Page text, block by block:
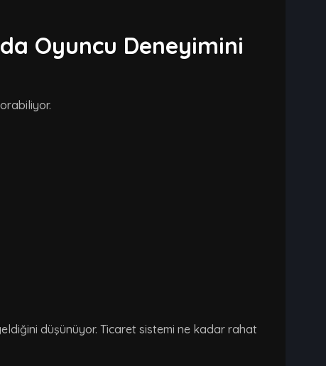
Oyuncu Deneyimini
düşünüyor. Ticaret sistemi ne kadar rahat